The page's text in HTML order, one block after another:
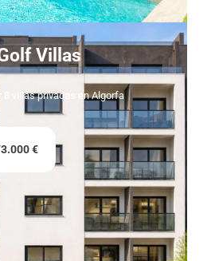
Villas
villas privadas en Algorfa
€